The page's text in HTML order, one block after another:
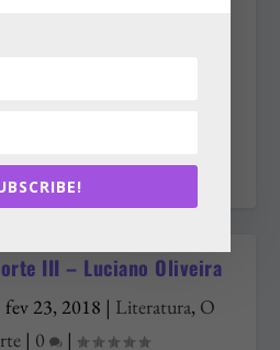
Cubas) ainda se lembram,
com “a pena da
Machado) o envio, para
Paulo…
III – Luciano Oliveira
fev 23, 2018 | Literatura, O
| 0
|